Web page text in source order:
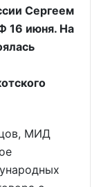
Сергеем
16 июня. На
МИД